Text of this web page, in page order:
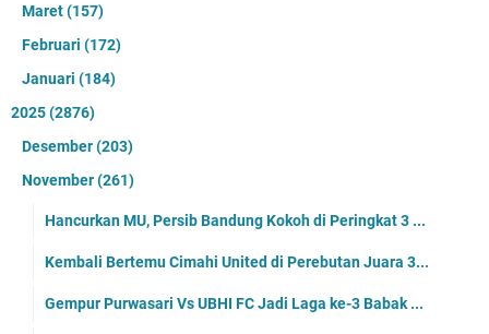
Maret(157)
Februari (172)
Januari (184)
2025(2876)
Desember(203)
November(261)
Hancurkan MU, Persib Bandung Kokoh di Peringkat 3 ...
Kembali Bertemu Cimahi United di Perebutan Juara 3...
Gempur Purwasari Vs UBHI FC Jadi Laga ke-3 Babak ...